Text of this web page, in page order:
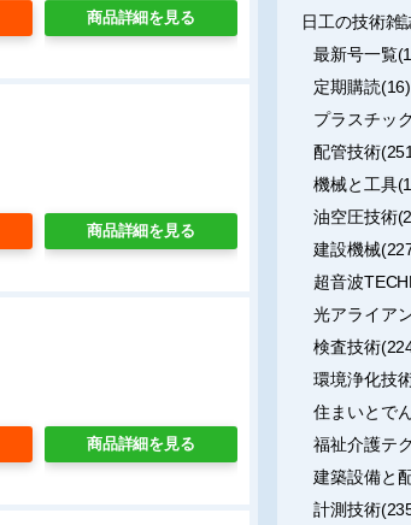
商品詳細を見る
商品詳細を見る
商品詳細を見る
日工の技術雑
最新号一覧
定期購読(16)
プラスチッ
配管技術
機械と工具
油空圧技術
建設機械
超音波
光アライア
検査技術
環境浄化技
住まいとで
福祉介護テ
建築設備と
計測技術